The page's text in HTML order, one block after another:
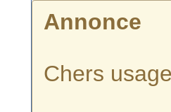
Annonce
Chers